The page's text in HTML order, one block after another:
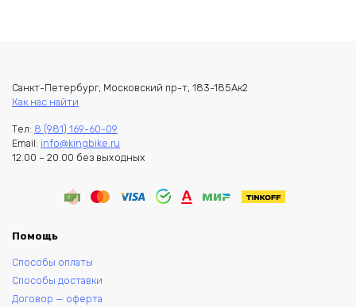
Санкт-Петербург, Московский пр-т, 183-185Ак2
Как нас найти
Тел: 8 (981) 169-60-09
Email: info@kingbike.ru
12.00 – 20.00 без выходных
Помощь
Способы оплаты
Способы доставки
Договор — оферта